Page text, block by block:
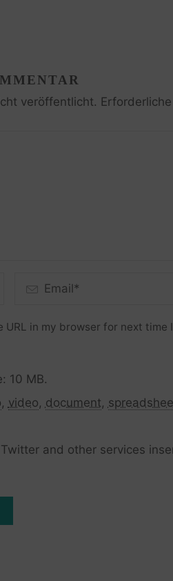
veröffentlicht.
URL in my browser for next time
10 MB.
, video, document,
and other services